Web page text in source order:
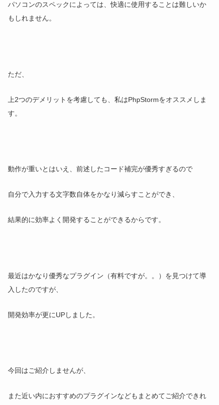
パソコンのスペックによっては、快適に使用することは難しいか
もしれません。
ただ、
上2つのデメリットを考慮しても、私はPhpStormをオススメしま
す。
動作が重いとはいえ、前述したコード補完が優秀すぎるので
自分で入力する文字数自体をかなり減らすことができ、
結果的に効率よく開発することができるからです。
最近はかなり優秀なプラグイン（有料ですが。。）を見つけて導
入したのですが、
開発効率が更にUPしました。
今回はご紹介しませんが、
また近い内におすすめのプラグインなどもまとめてご紹介できれ